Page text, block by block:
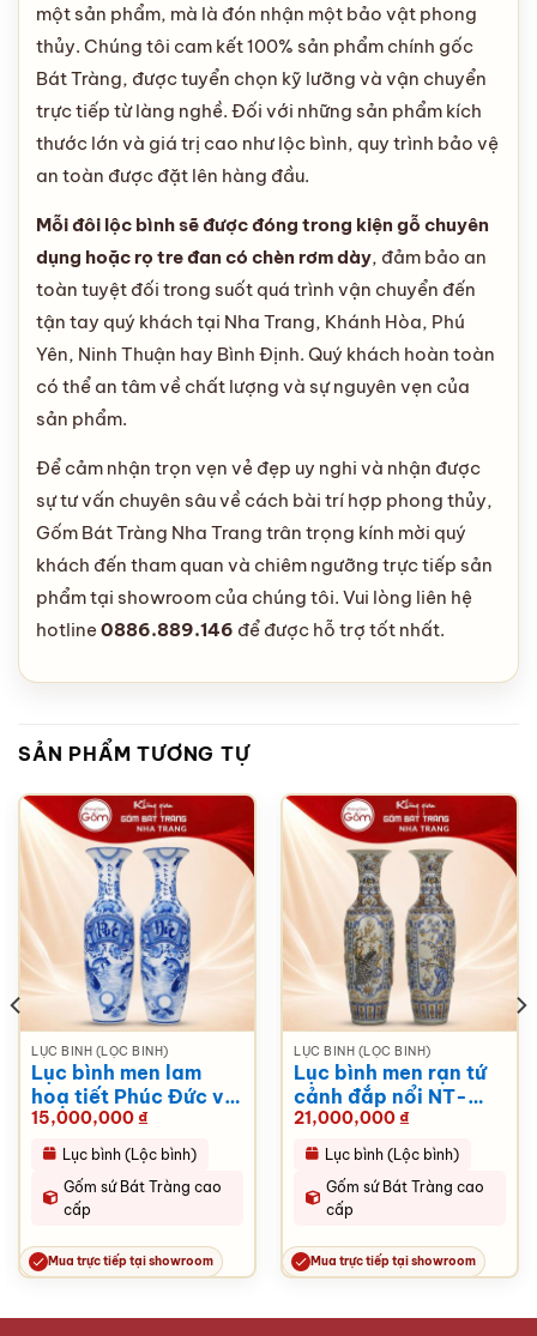
một sản phẩm, mà là đón nhận một bảo vật phong
thủy. Chúng tôi cam kết 100% sản phẩm chính gốc
Bát Tràng, được tuyển chọn kỹ lưỡng và vận chuyển
trực tiếp từ làng nghề. Đối với những sản phẩm kích
thước lớn và giá trị cao như lộc bình, quy trình bảo vệ
an toàn được đặt lên hàng đầu.
Mỗi đôi lộc bình sẽ được đóng trong kiện gỗ chuyên
dụng hoặc rọ tre đan có chèn rơm dày, đảm bảo an
toàn tuyệt đối trong suốt quá trình vận chuyển đến
tận tay quý khách tại Nha Trang, Khánh Hòa, Phú
Yên, Ninh Thuận hay Bình Định. Quý khách hoàn toàn
có thể an tâm về chất lượng và sự nguyên vẹn của
sản phẩm.
Để cảm nhận trọn vẹn vẻ đẹp uy nghi và nhận được
sự tư vấn chuyên sâu về cách bài trí hợp phong thủy,
Gốm Bát Tràng Nha Trang trân trọng kính mời quý
khách đến tham quan và chiêm ngưỡng trực tiếp sản
phẩm tại showroom của chúng tôi. Vui lòng liên hệ
hotline 0886.889.146 để được hỗ trợ tốt nhất.
SẢN PHẨM TƯƠNG TỰ
LỤC BÌNH (LỘC BÌNH)
Lục bình men lam
hoạ tiết Phúc Đức vẽ
tay NT-LB03
15,000,000₫
Lục bình (Lộc bình)
Gốm sứ Bát Tràng cao
cấp
Mua trực tiếp tại showroom
LỤC BÌNH (LỘC BÌNH)
Lục bình men rạn tứ
cảnh đắp nổi NT-
LB05
21,000,000₫
Lục bình (Lộc bình)
Gốm sứ Bát Tràng cao
cấp
Mua trực tiếp tại showroom